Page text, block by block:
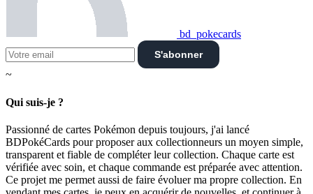
bd_pokecards
S'abonner
~
Qui suis-je ?
Passionné de cartes Pokémon depuis toujours, j'ai lancé
BDPokéCards pour proposer aux collectionneurs un moyen simple,
transparent et fiable de compléter leur collection. Chaque carte est
vérifiée avec soin, et chaque commande est préparée avec attention.
Ce projet me permet aussi de faire évoluer ma propre collection. En